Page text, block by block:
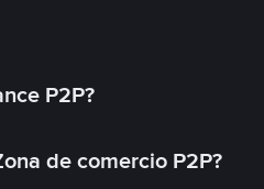
P2P?
de comercio P2P?